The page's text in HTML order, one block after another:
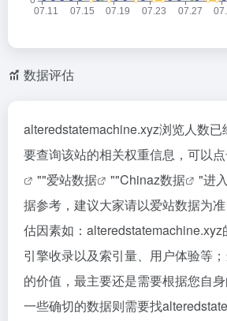
数据评估
alteredstatemachine.xyz浏览人数
要查询该站的相关权重信息，可以
""爱站数据 ""Chinaz数据
"进
据参考，建议大家请以爱站数据为
估因素如：
引擎收录以及索引量、用户体验等
的价值，最主要还是需要根据您自
一些确切的数据则需要找